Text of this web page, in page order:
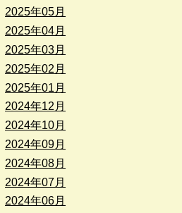
2025年05月
2025年04月
2025年03月
2025年02月
2025年01月
2024年12月
2024年10月
2024年09月
2024年08月
2024年07月
2024年06月